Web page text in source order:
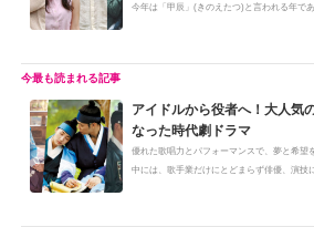
今年は「甲辰」(きのえたつ)と言われる年で
アイドルから役者へ！大人気
なった時代劇ドラマ
優れた歌唱力とパフォーマンスで、夢と希望
中には、歌手業だけにとどまらず俳優、演技